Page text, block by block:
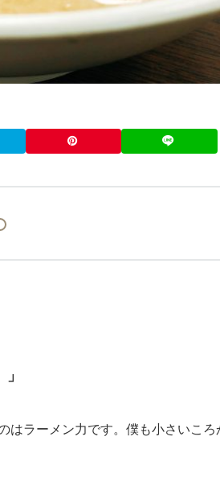
はラーメン力です。僕も小さいころ